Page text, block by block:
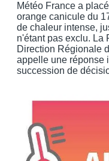
Météo France a
orange canicule du
de chaleur intense,
n'étant pas exclu. La
Direction Régionale
appelle une réponse
succession de